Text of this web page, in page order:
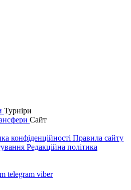
Турніри
Сайт
конфіденційності Правила сайту
Редакційна політика
telegram viber